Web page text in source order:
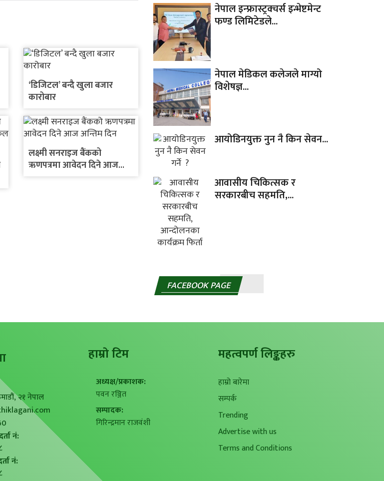
‘डिजिटल’ बन्दै खुला बजार
कारोबार
लक्ष्मी सनराइज बैंकको
ऋणपत्रमा आवेदन दिने आज
नेपाल इन्फ्रास्ट्रक्चर्स इन्भेष्टमेन्ट
फण्ड लिमिटेडले...
नेपाल मेडिकल कलेजले माग्यो
विशेषज्ञ...
आयोडिनयुक्त नुन नै किन सेवन...
आवासीय चिकित्सक र
सरकारबीच सहमति,...
FACEBOOK PAGE
२१ नेपाल
नं:
नं:
हाम्राे टिम
अध्यक्ष/प्रकाशक:
पवन रञ्जित
सम्पादक:
गिरिन्द्रमान राजवंशी
महत्वपर्ण लिङ्कहरु
हाम्रो बारेमा
सम्पर्क
Trending
Advertise with us
Terms and Conditions